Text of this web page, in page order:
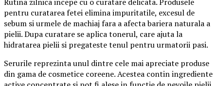
pentru curatarea fetei elimina impuritatile, excesul de
sebum si urmele de machiaj fara a afecta bariera naturala a
pielii. Dupa curatare se aplica tonerul, care ajuta la
hidratarea pielii si pregateste tenul pentru urmatorii pasi.
Serurile reprezinta unul dintre cele mai apreciate produse
din gama de cosmetice coreene. Acestea contin ingrediente